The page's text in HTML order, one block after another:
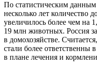
По статистическим данным
несколько лет количество
увеличилось более чем на
19 млн животных. Россия
в домохозяйстве.
стали более
в плане лечения и